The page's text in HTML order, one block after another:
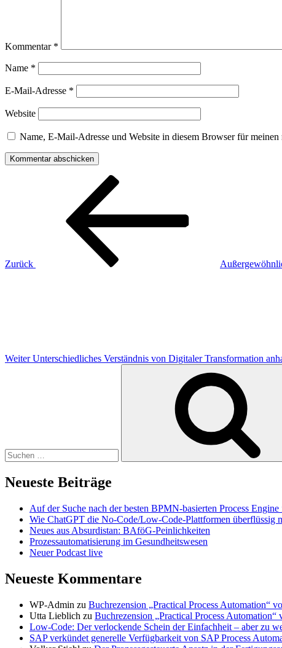
Kommentar *
Name *
E-Mail-Adresse *
Website
Name, E-Mail-Adresse und Website in diesem Browser für meinen
Beitragsnavigation
Zurück
Weiter Unterschiedliches Verständnis von Digitaler Transformation
Neueste Beiträge
Auf der Suche nach der besten BPMN-basierten Process
Wie ChatGPT die No-Code/Low-Code-Plattformen überflüssig
Neues aus Absurdistan: BAföG-Peinlichkeiten
Prozessautomatisierung im Gesundheitswesen
Neuer Podcast live
Neueste Kommentare
WP-Admin zu Buchrezension „Practical Process Automation“
Utta Lieblich zu Buchrezension „Practical Process Automation“
Low-Code: Der verlockende Schein der Einfachheit – aber zu
SAP verkündet generelle Verfügbarkeit von SAP Process